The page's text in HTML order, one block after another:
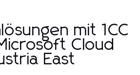
mit 1CC
Cloud
East